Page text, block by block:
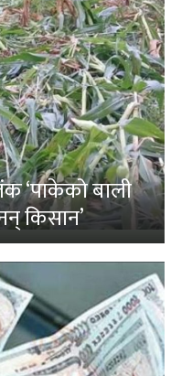
‘पाकेको बाली
किसान’